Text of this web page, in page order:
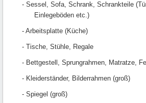
- Sessel, Sofa, Schrank, Schrankteile
Einlegeböden etc.)
- Arbeitsplatte (Küche)
- Tische, Stühle, Regale
- Bettgestell, Sprungrahmen, Matratze,
- Kleiderständer, Bilderrahmen (groß)
- Spiegel (groß)